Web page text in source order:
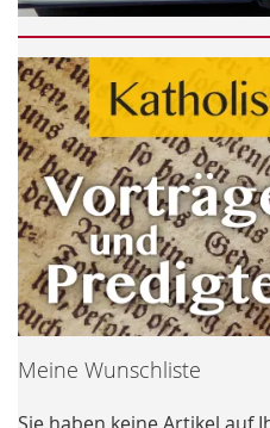
Meine Wunschliste
Sie haben keine Artikel auf